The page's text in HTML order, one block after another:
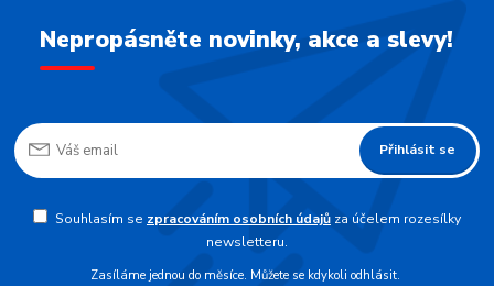
Nepropásněte novinky, akce a slevy!
Přihlásit se
Souhlasím se zpracováním osobních údajůza účelem rozesílky
newsletteru.
Zasíláme jednou do měsíce. Můžete se kdykoli odhlásit.